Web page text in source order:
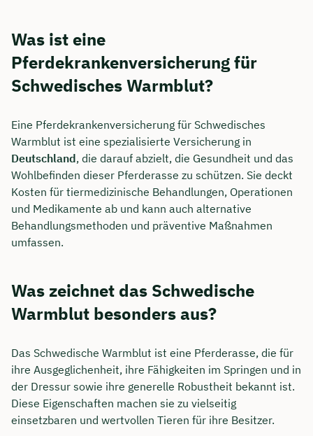
Was ist eine
Pferdekrankenversicherung für
Schwedisches Warmblut?
Eine Pferdekrankenversicherung für Schwedisches
Warmblut ist eine spezialisierte Versicherung in
Deutschland, die darauf abzielt, die Gesundheit und das
Wohlbefinden dieser Pferderasse zu schützen. Sie deckt
Kosten für tiermedizinische Behandlungen, Operationen
und Medikamente ab und kann auch alternative
Behandlungsmethoden und präventive Maßnahmen
umfassen.
Was zeichnet das Schwedische
Warmblut besonders aus?
Das Schwedische Warmblut ist eine Pferderasse, die für
ihre Ausgeglichenheit, ihre Fähigkeiten im Springen und in
der Dressur sowie ihre generelle Robustheit bekannt ist.
Diese Eigenschaften machen sie zu vielseitig
einsetzbaren und wertvollen Tieren für ihre Besitzer.